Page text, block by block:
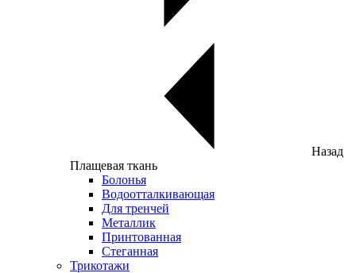
Назад
Плащевая ткань
Болонья
Водоотталкивающая
Для тренчей
Металлик
Принтованная
Стеганная
Трикотажи